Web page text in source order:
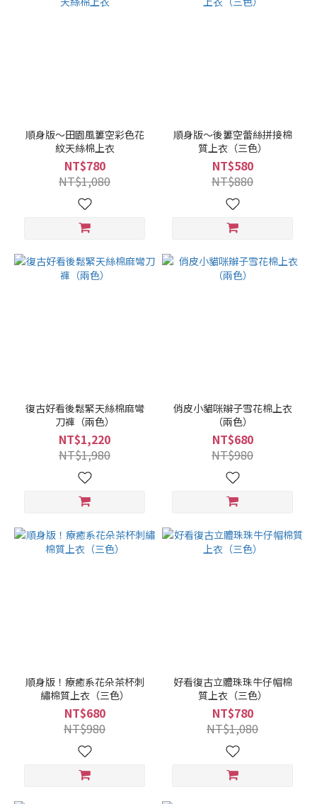
順身版～田園風簍空彩色花
紋天絲棉上衣
NT$780
NT$1,080
順身版～後簍空蕾絲拼接棉
質上衣（三色）
NT$580
NT$880
復古好看後鬆緊天絲棉麻彎
刀褲（兩色）
NT$1,220
NT$1,980
俏皮小貓咪辮子雪花棉上衣
（兩色）
NT$680
NT$980
順身版！療癒系花朵茶杯刺
繡棉質上衣（三色）
NT$680
NT$980
好看復古立體珠珠牛仔帽棉
質上衣（三色）
NT$780
NT$1,080